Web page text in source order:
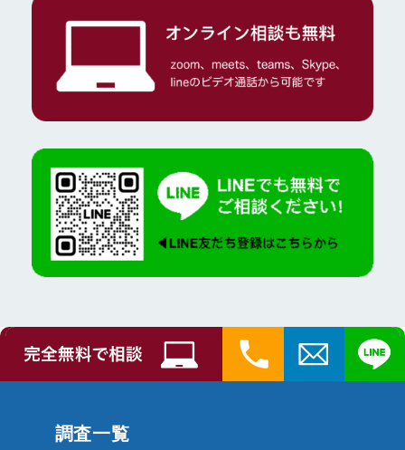
調査一覧